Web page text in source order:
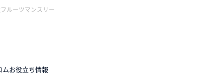
ルーツマンスリー
お役立ち情報